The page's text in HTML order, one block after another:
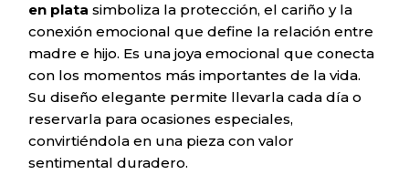
en plata simboliza la protección, el cariño y la
conexión emocional que define la relación entre
madre e hijo. Es una joya emocional que conecta
con los momentos más importantes de la vida.
Su diseño elegante permite llevarla cada día o
reservarla para ocasiones especiales,
convirtiéndola en una pieza con valor
sentimental duradero.